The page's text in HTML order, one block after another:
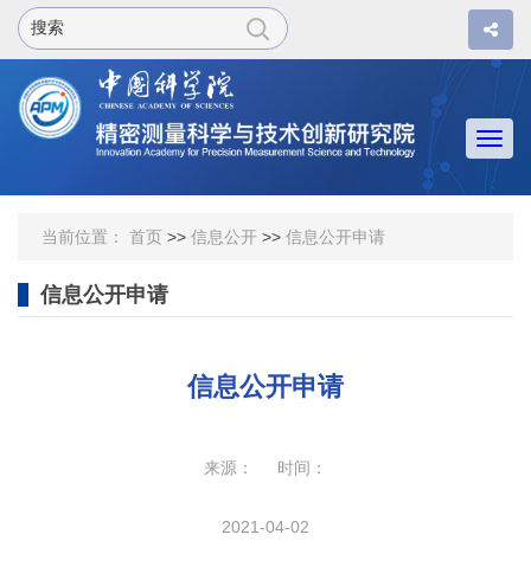
当前位置： 首页 >> 信息公开 >> 信息公开申请
信息公开申请
信息公开申请
来源： 时间：
2021-04-02